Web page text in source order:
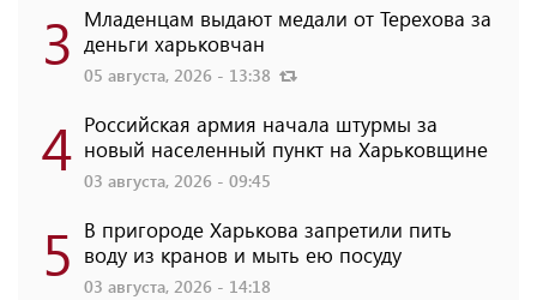
3 Младенцам выдают медали от Терехова за
деньги харьковчан
05 августа, 2026 - 13:38
4 Российская армия начала штурмы за
новый населенный пункт на Харьковщине
03 августа, 2026 - 09:45
5 В пригороде Харькова запретили пить
воду из кранов и мыть ею посуду
03 августа, 2026 - 14:18